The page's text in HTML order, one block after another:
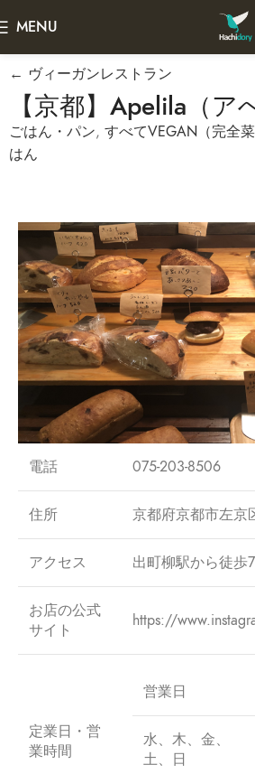
MENU
← ヴィーガンレストラン
【京都】Apelila（ア
ごはん・パン, すべてVEGAN（完全菜
はん
電話 075-203-8506
住所 京都府京都市左京
アクセス 出町柳駅から徒歩
お店の公式
サイト
https://
定業日・営
業時間
営業日
水、木、金、
土、日